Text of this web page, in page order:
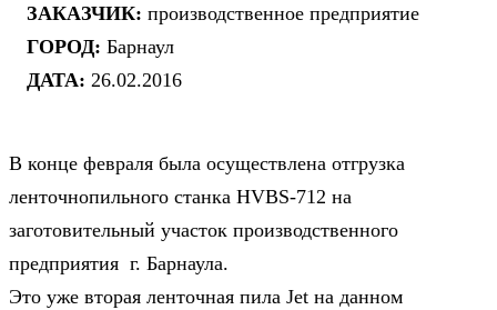
ЗАКАЗЧИК: производственное предприятие
ГОРОД: Барнаул
ДАТА: 26.02.2016
В конце февраля была осуществлена отгрузка
ленточнопильного станка HVBS-712 на
заготовительный участок производственного
предприятия г. Барнаула.
Это уже вторая ленточная пила Jet на данном